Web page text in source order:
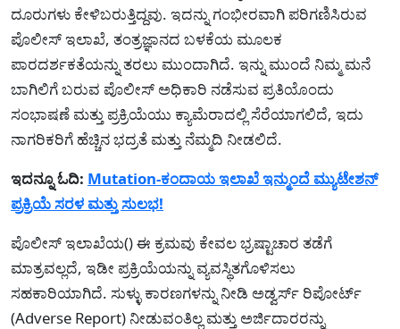
ದೂರುಗಳು ಕೇಳಿಬರುತ್ತಿದ್ದವು. ಇದನ್ನು ಗಂಭೀರವಾಗಿ ಪರಿಗಣಿಸಿರುವ
ಪೊಲೀಸ್ ಇಲಾಖೆ, ತಂತ್ರಜ್ಞಾನದ ಬಳಕೆಯ ಮೂಲಕ
ಪಾರದರ್ಶಕತೆಯನ್ನು ತರಲು ಮುಂದಾಗಿದೆ. ಇನ್ನು ಮುಂದೆ ನಿಮ್ಮ ಮನೆ
ಬಾಗಿಲಿಗೆ ಬರುವ ಪೊಲೀಸ್ ಅಧಿಕಾರಿ ನಡೆಸುವ ಪ್ರತಿಯೊಂದು
ಸಂಭಾಷಣೆ ಮತ್ತು ಪ್ರಕ್ರಿಯೆಯು ಕ್ಯಾಮೆರಾದಲ್ಲಿ ಸೆರೆಯಾಗಲಿದೆ, ಇದು
ನಾಗರಿಕರಿಗೆ ಹೆಚ್ಚಿನ ಭದ್ರತೆ ಮತ್ತು ನೆಮ್ಮದಿ ನೀಡಲಿದೆ.
ಇದನ್ನೂ ಓದಿ: Mutation-ಕಂದಾಯ ಇಲಾಖೆ ಇನ್ಮುಂದೆ ಮ್ಯುಟೇಶನ್
ಪ್ರಕ್ರಿಯೆ ಸರಳ ಮತ್ತು ಸುಲಭ!
ಪೊಲೀಸ್ ಇಲಾಖೆಯ() ಈ ಕ್ರಮವು ಕೇವಲ ಭ್ರಷ್ಟಾಚಾರ ತಡೆಗೆ
ಮಾತ್ರವಲ್ಲದೆ, ಇಡೀ ಪ್ರಕ್ರಿಯೆಯನ್ನು ವ್ಯವಸ್ಥಿತಗೊಳಿಸಲು
ಸಹಕಾರಿಯಾಗಿದೆ. ಸುಳ್ಳು ಕಾರಣಗಳನ್ನು ನೀಡಿ ಅಡ್ವರ್ಸ್ ರಿಪೋರ್ಟ್
(Adverse Report) ನೀಡುವಂತಿಲ್ಲ ಮತ್ತು ಅರ್ಜಿದಾರರನ್ನು